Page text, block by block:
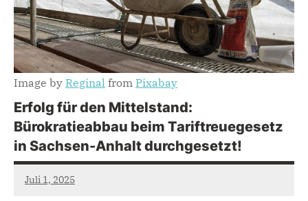
Image by Reginal from Pixabay
Erfolg für den Mittelstand:
Bürokratieabbau beim Tariftreuegesetz
in Sachsen-Anhalt durchgesetzt!
Juli 1, 2025
admin